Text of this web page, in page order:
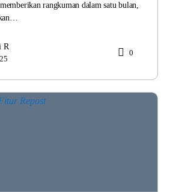
rangkuman dalam satu bulan,
R
0